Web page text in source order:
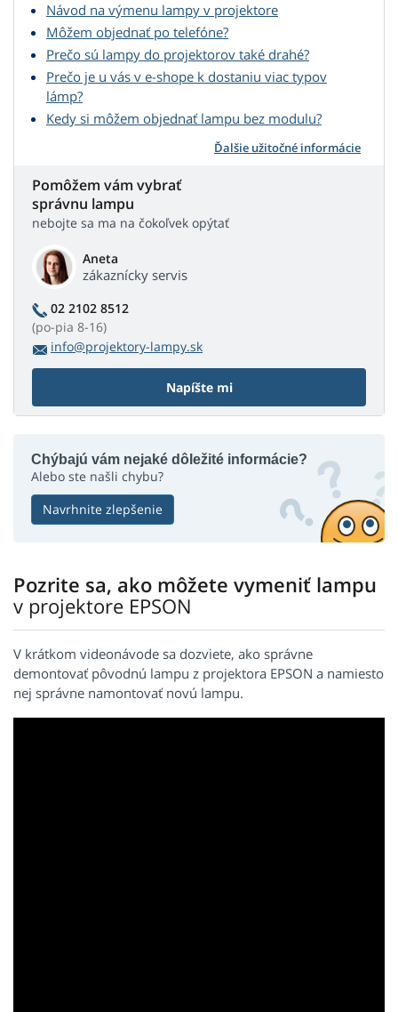
Návod na výmenu lampy v projektore
Môžem objednať po telefóne?
Prečo sú lampy do projektorov také drahé?
Prečo je u vás v e-shope k dostaniu viac typov
lámp?
Kedy si môžem objednať lampu bez modulu?
Ďalšie užitočné informácie
Pomôžem vám vybrať
správnu lampu
nebojte sa ma na čokoľvek opýtať
Aneta
zákaznícky servis
02 2102 8512
(po-pia 8-16)
info@projektory-lampy.sk
Napíšte mi
Chýbajú vám nejaké dôležité informácie?
Alebo ste našli chybu?
Navrhnite zlepšenie
Pozrite sa, ako môžete vymeniť lampu
v projektore EPSON
V krátkom videonávode sa dozviete, ako správne
demontovať pôvodnú lampu z projektora EPSON a namiesto
nej správne namontovať novú lampu.